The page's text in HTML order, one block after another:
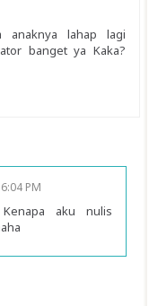
anaknya lahap lagi
banget ya Kaka?
6:04 PM
aku nulis